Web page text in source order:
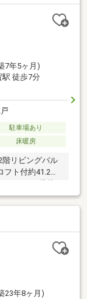
7年5ヶ月)
駅 徒歩7分
駐車場あり
床暖房
階リビングバル
ト付約41.2帖
好なロフト部
テラス、家庭菜
クから室内パノ
賀」駅まで徒歩
周辺施設】
木戸店」徒歩11
23年8ヶ月)